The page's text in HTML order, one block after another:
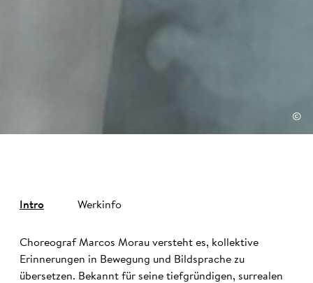
©
Intro Werkinfo
Choreograf Marcos Morau versteht es, kollektive
Erinnerungen in Bewegung und Bildsprache zu
übersetzen. Bekannt für seine tiefgründigen, surrealen